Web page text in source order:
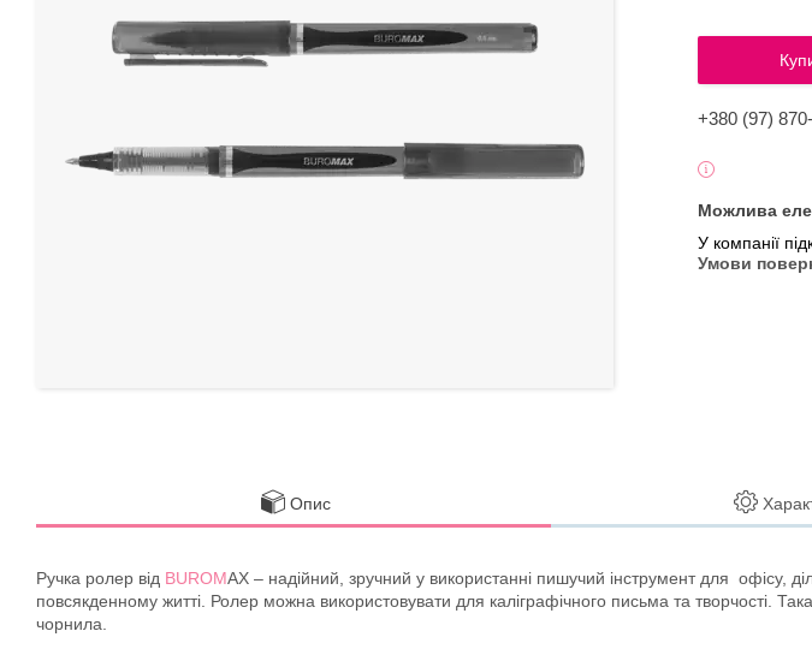
+380 (97)
У компанії
Опис
Ручка ролер від BUROMAX – надійний, зручний у використанні пишучий інструмент для офісу,
повсякденному житті. Ролер можна використовувати для каліграфічного письма та творчості.
чорнила.